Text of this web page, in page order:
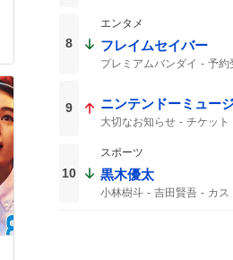
植物状態
8
エンタメ
フレイムセイバー
プレミアムバンダイ 予約
9 ニンテンドーミュー
大切なお知らせ チケット
10
スポーツ
黒木優太
小林樹斗 吉田賢吾 カス